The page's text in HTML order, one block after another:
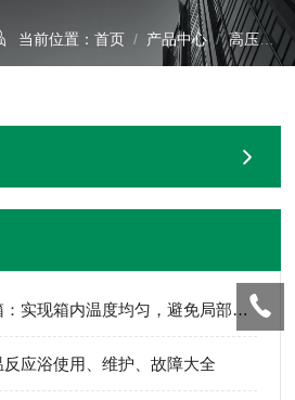
当前位置：首页 / 产品中心/高压釜系列
智能控温鼓风干燥箱：实现箱内温度均匀，避免局部温差
应浴使用、维护、故障大全